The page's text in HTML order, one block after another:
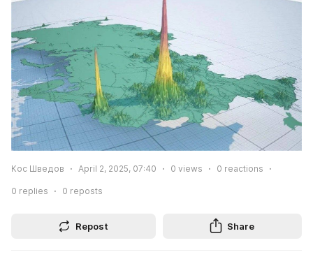
Кос Шведов April 2, 2025, 07:40 0 views 0 reactions
0 replies 0 reposts
Repost Share